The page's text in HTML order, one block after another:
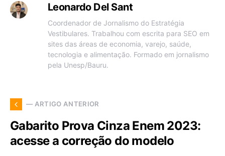
Leonardo Del Sant
Coordenador de Jornalismo do Estratégia
Vestibulares. Trabalhou com escrita para SEO em
sites das áreas de economia, varejo, saúde,
tecnologia e alimentação. Formado em jornalismo
pela Unesp/Bauru.
— ARTIGO ANTERIOR
Gabarito Prova Cinza Enem 2023:
acesse a correção do modelo